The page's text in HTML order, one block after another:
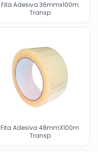
Fita Adesiva 36mmx100m
Transp
Fita Adesiva 48mmX100m
Transp